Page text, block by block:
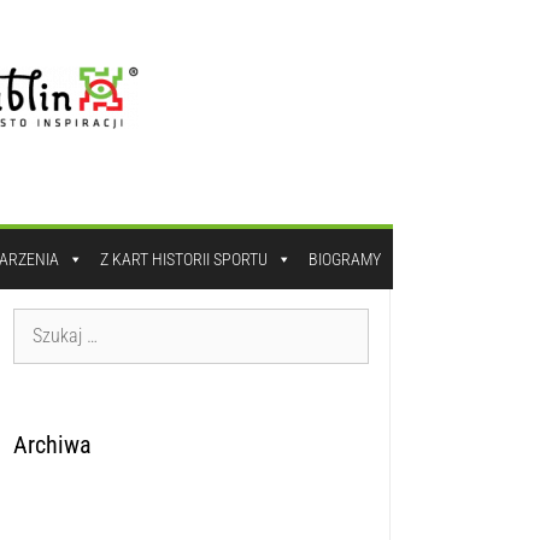
Z KART HISTORII SPORTU BIOGRAMY
Archiwa